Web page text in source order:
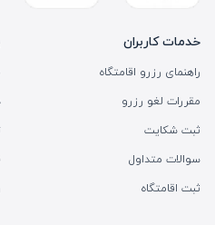
خدمات کاربران
راهنمای رزرو اقامتگاه
مقررات لغو رزرو
ثبت شکایت
سوالات متداول
ثبت اقامتگاه